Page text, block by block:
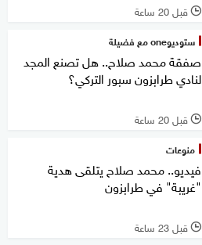
l قبل 20 ساعة
ستوديوone مع فضيلة
صفقة محمد صلاح.. هل تصنع المجد
لنادي طرابزون سبور التركي؟
l قبل 20 ساعة
منوعات
فيديو.. محمد صلاح يتلقى هدية
"غريبة" في طرابزون
l قبل 23 ساعة